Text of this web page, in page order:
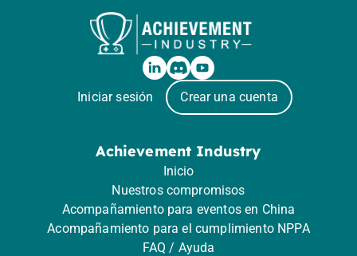
Iniciar sesión Crear una cuenta
Achievement Industry
Inicio
Nuestros compromisos
Acompañamiento para eventos en China
Acompañamiento para el cumplimiento NPPA
FAQ / Ayuda